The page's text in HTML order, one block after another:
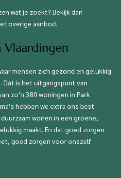
wat je zoekt? Bekijk dan
overige aanbod.
Vlaardingen
mensen zich gezond en gelukkig
is het uitgangspunt van
zo’n 380 woningen in Park
hebben we extra ons best
wonen in een groene,
maakt. En dat goed zorgen
goed zorgen voor onszelf